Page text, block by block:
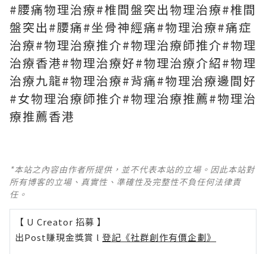
#腰痛物理治療#椎間盤突出物理治療#椎間
盤突出#腰痛#坐骨神經痛#物理治療#痛症
治療#物理治療推介#物理治療師推介#物理
治療香港#物理治療好#物理治療介紹#物理
治療九龍#物理治療#背痛#物理治療邊間好
#女物理治療師推介#物理治療推薦#物理治
療推薦香港
*本站之內容由作者所提供，並不代表本站的立場。因此本站對
所有博客的立場、真實性、準確性及完整性不負任何法律責
任。
【 U Creator 招募 】
出Post賺現金獎賞 l 登記《社群創作有價企劃》